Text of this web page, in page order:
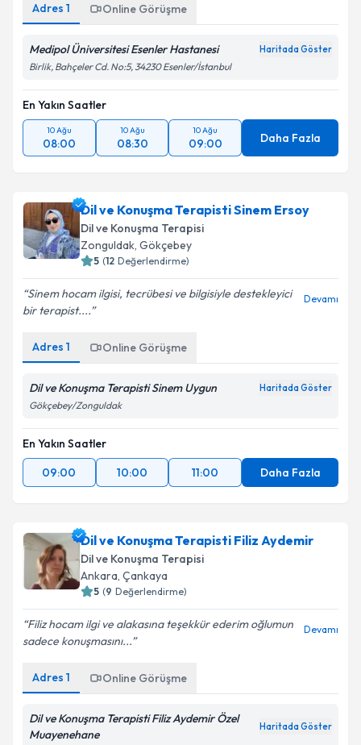
Adres 1 Online Görüşme
Medipol Üniversitesi Esenler Hastanesi Haritada Göster
Birlik, Bahçeler Cd. No:5, 34230 Esenler/İstanbul
En Yakın Saatler
10 Ağu
08:00
10 Ağu
08:30
10 Ağu
09:00 Daha Fazla
Dil ve Konuşma Terapisti Sinem Ersoy
Dil ve Konuşma Terapisi
Zonguldak, Gökçebey
5 (12 Değerlendirme)
Sinem hocam ilgisi, tecrübesi ve bilgisiyle destekleyici
bir terapist....
Devamı
Adres 1 Online Görüşme
Dil ve Konuşma Terapisti Sinem Uygun Haritada Göster
Gökçebey/Zonguldak
En Yakın Saatler
09:00
10:00 11:00 Daha Fazla
Dil ve Konuşma Terapisti Filiz Aydemir
Dil ve Konuşma Terapisi
Ankara, Çankaya
5 (9 Değerlendirme)
Filiz hocam ilgi ve alakasına teşekkür ederim oğlumun
sadece konuşmasını...
Devamı
Adres 1 Online Görüşme
Dil ve Konuşma Terapisti Filiz Aydemir Özel
Muayenehane
Haritada Göster